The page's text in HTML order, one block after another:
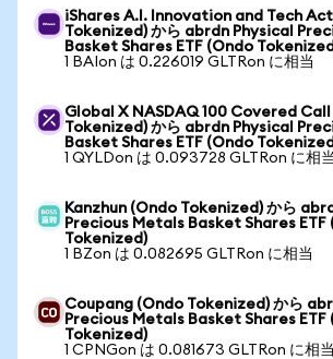
iShares A.I. Innovation and Tech
Tokenized) から abrdn Physical
Basket Shares ETF (Ondo
1 BAIon は 0.226019 GLTRon に相当
Global X NASDAQ 100 Covered Call
Tokenized) から abrdn Physical
Basket Shares ETF (Ondo
1 QYLDon は 0.093728 GLTRon に相当
Kanzhun (Ondo Tokenized) から
Precious Metals Basket Shares ETF
Tokenized)
1 BZon は 0.082695 GLTRon に相当
Coupang (Ondo Tokenized) から
Precious Metals Basket Shares ETF
Tokenized)
1 CPNGon は 0.081673 GLTRon に相当